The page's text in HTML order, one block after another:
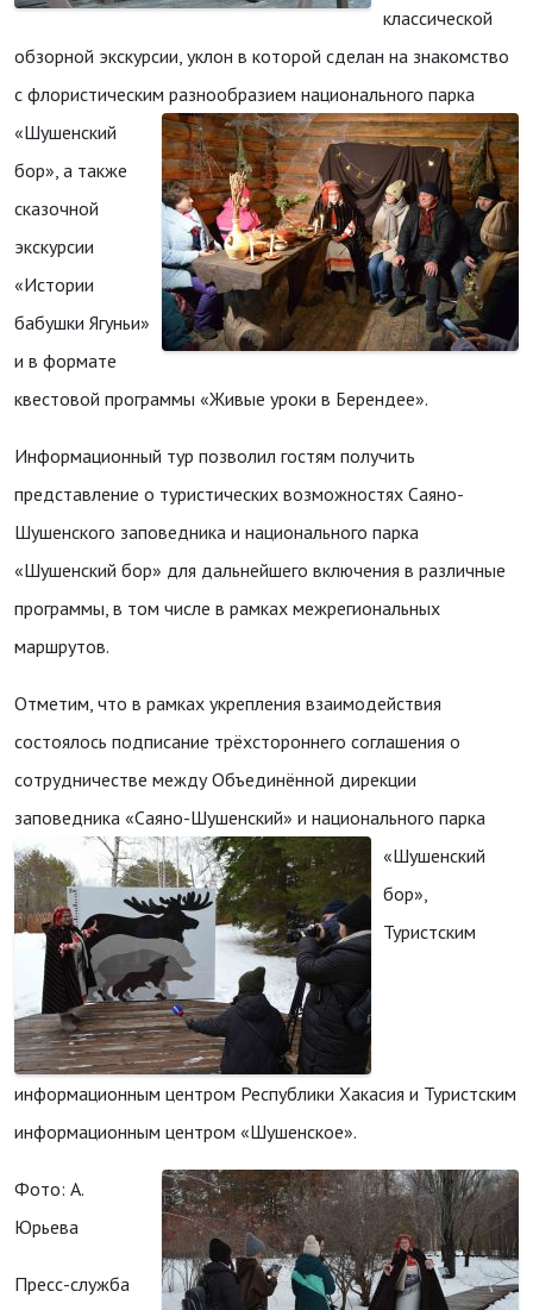
классической
обзорной экскурсии, уклон в которой сделан на знакомство
с флористическим разнообразием национального парка
«Шушенский
бор», а также
сказочной
экскурсии
«Истории
бабушки Ягуньи»
и в формате
квестовой программы «Живые уроки в Берендее».
Информационный тур позволил гостям получить
представление о туристических возможностях Саяно-
Шушенского заповедника и национального парка
«Шушенский бор» для дальнейшего включения в различные
программы, в том числе в рамках межрегиональных
маршрутов.
Отметим, что в рамках укрепления взаимодействия
состоялось подписание трёхстороннего соглашения о
сотрудничестве между Объединённой дирекции
заповедника «Саяно-Шушенский» и национального парка
«Шушенский
бор»,
Туристским
информационным центром Республики Хакасия и Туристским
информационным центром «Шушенское».
Фото: А.
Юрьева
Пресс-служба